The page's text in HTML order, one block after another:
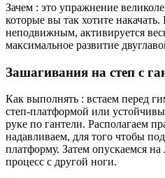
Зачем : это упражнение
которые вы так хотите
неподвижным, активируется
максимальное развитие
Зашагивания на степ с
Как выполнять : встаем перед
степ-платформой или
руке по гантели. Располагаем
надавливаем, для того чтобы
платформу. Затем опускаемся
процесс с другой ноги.